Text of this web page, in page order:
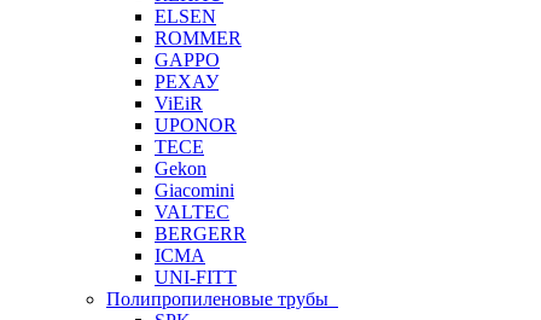
ELSEN
ROMMER
GAPPO
РЕХАУ
ViEiR
UPONOR
TECE
Gekon
Giacomini
VALTEC
BERGERR
ICMA
UNI-FITT
Полипропиленовые трубы